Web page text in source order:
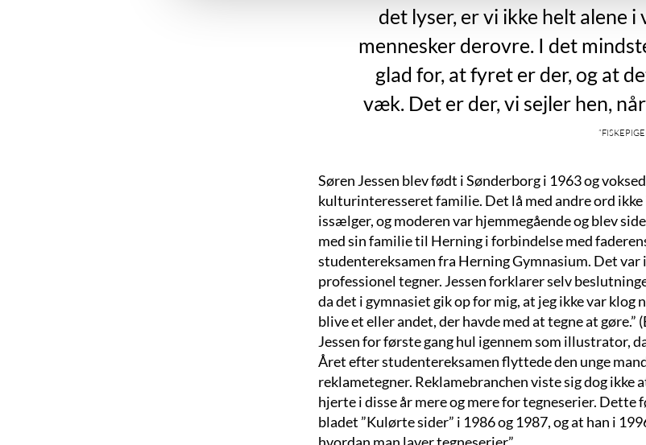
det lyser, er vi ikke helt alene
mennesker derovre. I det
glad for, at fyret er der, og at
væk. Det er der, vi sejler hen,
Søren Jessen blev født i Sønderborg i 1963 og
kulturinteresseret familie. Det lå med andre ord
issælger, og moderen var hjemmegående og blev
med sin familie til Herning i forbindelse med
studentereksamen fra Herning Gymnasium. Det
professionel tegner. Jessen forklarer selv
da det i gymnasiet gik op for mig, at jeg ikke var
blive et eller andet, der havde med at tegne at
Jessen for første gang hul igennem som illustrator,
Året efter studentereksamen flyttede den unge
reklametegner. Reklamebranchen viste sig dog ikke
hjerte i disse år mere og mere for tegneserier.
bladet ”Kulørte sider” i 1986 og 1987, og at han i